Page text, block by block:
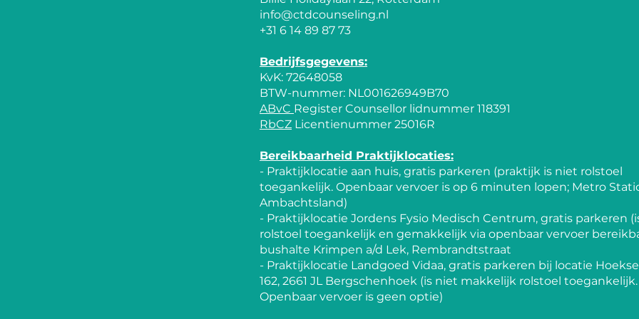
info@ctdcounseling.nl
+31 6 14 89 87 73
​Bedrijfsgegevens:
KvK: 72648058
BTW-nummer: NL001626949B70
ABvC Register Counsellor lidnummer 118391
RbCZ Licentienummer 25016R
Bereikbaarheid Praktijklocaties:
- Praktijklocatie aan huis, gratis parkeren (praktijk is niet rolstoel
toegankelijk. Openbaar vervoer is op 6 minuten lopen; Metro
Ambachtsland)
- Praktijklocatie Jordens Fysio Medisch Centrum, gratis parkeren
rolstoel toegankelijk en gemakkelijk via openbaar vervoer
bushalte Krimpen a/d Lek, Rembrandtstraat
- Praktijklocatie Landgoed Vidaa, gratis parkeren bij locatie
162, 2661 JL Bergschenhoek (is niet makkelijk rolstoel toegankelijk.
Openbaar vervoer is geen optie)